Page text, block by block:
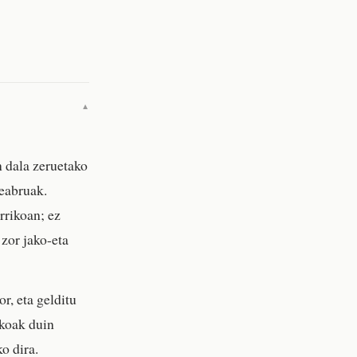
▼
zeruetako
ez
jako-eta
eta gelditu
duin
dira.